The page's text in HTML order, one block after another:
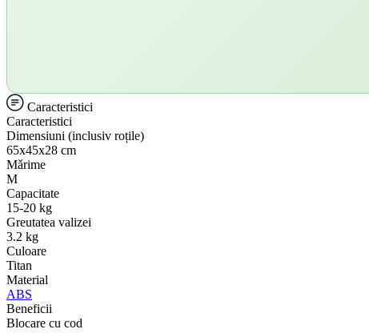
Caracteristici
Caracteristici
Dimensiuni (inclusiv roțile)
65х45х28 cm
Mǎrime
M
Capacitate
15-20 kg
Greutatea valizei
3.2 kg
Culoare
Titan
Material
ABS
Beneficii
Blocare cu cod